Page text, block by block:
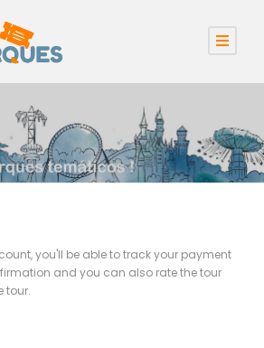
you'll be able to track your payment
and you can also rate the tour
tour.